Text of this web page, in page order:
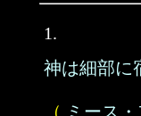
1.
神は細部に
（ ミース